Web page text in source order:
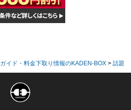
イド・料金下取り情報のKADEN-BOX > 話題